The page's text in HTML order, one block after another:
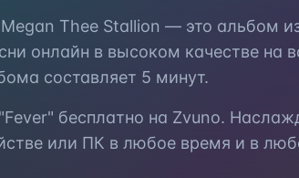
Megan Thee Stallion — это альбом
онлайн в высоком качестве
составляет 5 минут.
Fever" бесплатно на Zvuno.
или ПК в любое время и в